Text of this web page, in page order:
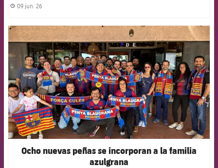
label.share.clock
09 jun. 26
FCB Barcelona badge
Ocho nuevas peñas se incorporan a la familia
azulgrana